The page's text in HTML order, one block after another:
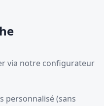
via notre configurateur
personnalisé (sans